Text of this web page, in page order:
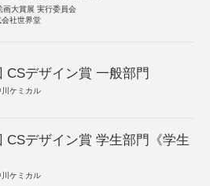
画大賞展 実行委員会
社世界堂
CSデザイン賞 一般部門
ケミカル
CSデザイン賞 学生部門《学生
ケミカル